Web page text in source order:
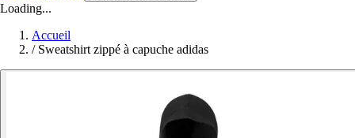
Loading...
Accueil
/ Sweatshirt zippé à capuche adidas